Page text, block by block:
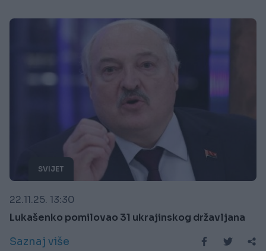
SVIJET
22.11.25. 13:30
Lukašenko pomilovao 31 ukrajinskog državljana
Saznaj više